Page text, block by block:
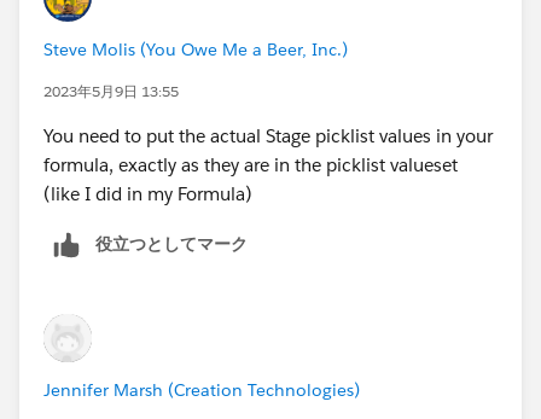
ISNEW(),
CASE( StageName ,
'2. Qualifying', 2,
'3. Proposal Development', 3,
'4. Validating', 4,
'5. Securing', 5,
)
Numbers)
Steve Molis (You Owe Me a Beer, Inc.)
2023年5月9日 13:55
You need to put the actual Stage picklist values in your
formula, exactly as they are in the picklist valueset
(like I did in my Formula)
役立つとしてマーク
Jennifer Marsh (Creation Technologies)